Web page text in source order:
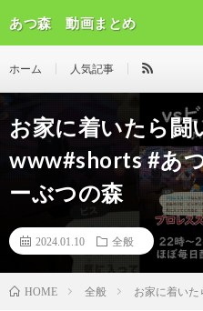
あつ森 動画まとめ
ホーム 人気記事
お家に着いたら闘
www#shorts #あ
ーぶつの森
2024.01.10 全般
HOME 全般 お家に着い